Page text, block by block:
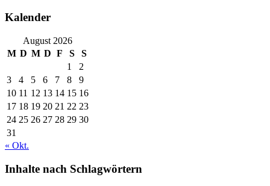
Kalender
August 2026
M D M D F S
S
1
2
3
4 5 6 7 8
9
10 11 12 13 14 15 16
17 18 19 20 21 22 23
24 25 26 27 28 29 30
31
« Okt.
Inhalte nach Schlagwörtern